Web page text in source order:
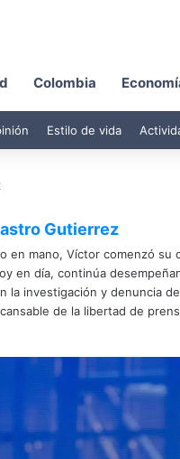
Colombia
Estilo de vida
Gutierrez
en mano, Víctor comenzó su
en día, continúa
la investigación y denuncia
de la libertad de